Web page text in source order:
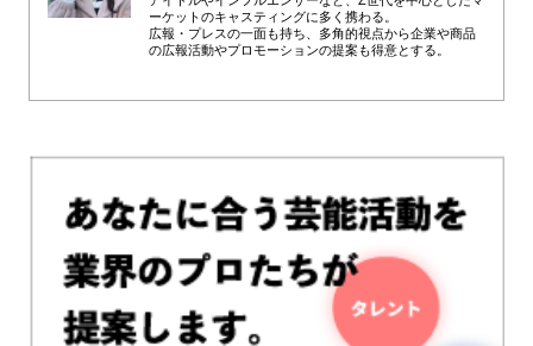
ーケットのキャスティングに多く携わる。
広報・プレスの一面も持ち、多角的視点から企業や商品
の広報活動やプロモーションの提案も得意とする。